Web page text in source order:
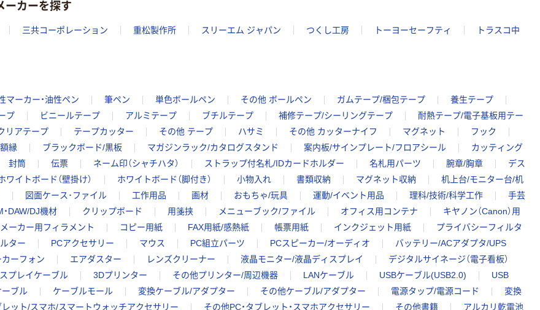
ーカーを探す
三共コーポレーション 重松製作所 スリーエム ジャパン つくし工房 トーヨーセーフティ
トラスコ中
マーカー・油性ペン 筆ペン 単色ボールペン その他 ボールペン ガムテープ/梱包テープ
養生テープ
プ ビニールテープ アルミテープ ブチルテープ 補修テープ/シーリングテープ
耐熱テープ/電子基板用テー
リアテープ テープカッター その他 テープ ハサミ その他 カッターナイフ マグネット
フック
縁 ブラックボード/黒板 マガジンラック/カタログスタンド 案内板/サインプレート/フロアシール
カッティング
封筒 伝票 ネーム印（シャチハタ） ストラップ付名札/IDカードホルダー 名札用パーツ 腕章/胸章
デス
ワイトボード（壁掛け） ホワイトボード（脚付き） 小物入れ 書類収納 マグネット収納
机上台/モニター台/机
図面ケース･ファイル 工作用品 画材 おもちゃ/玩具 運動/イベント用品 理科/技術/科学工作
手芸
DAW/DJ機材 クリップボード 用箋挟 メニューブック/ファイル オフィス用コンテナ
キヤノン（Canon）用
ーカー用フィラメント コピー用紙 FAX用紙/感熱紙 帳票用紙 インクジェット用紙
プライバシーフィルタ
ター PCアクセサリー マウス PC組立パーツ PCスピーカー/オーディオ
バッテリー/ACアダプタ/UPS
ーフォン
エアダスター レンズクリーナー 液晶モニター/液晶ディスプレイ
デジタルサイネージ（電子看板）
プレイケーブル 3Dプリンター その他プリンター/周辺機器 LANケーブル USBケーブル(USB2.0)
USB
ーブル ケーブルモール 変換ケーブル/アダプター その他ケーブル/アダプター 電源タップ/電源コード
変換
レット/スマホ/スマートウォッチアクセサリー その他PC・タブレット・スマホアクセサリー その他書籍
アルカリ乾電池